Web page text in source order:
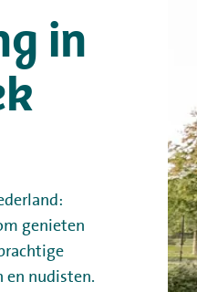
in
genieten
en nudisten.